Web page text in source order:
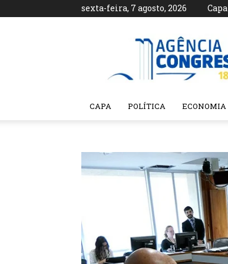
sexta-feira, 7 agosto, 2026 Capa
Agência
CAPA POLÍTICA ECONOMIA